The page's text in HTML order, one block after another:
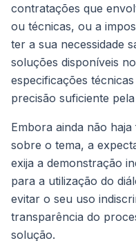
contratações que
ou técnicas, ou a
ter a sua necessidade
soluções disponíveis
especificações
precisão suficiente
Embora ainda não
sobre o tema, a
exija a demonstração
para a utilização do
evitar o seu uso
transparência do
solução.